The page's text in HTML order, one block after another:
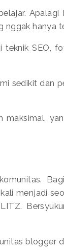
hanya
teknik SEO,
sedikit dan
menjadi
blogger